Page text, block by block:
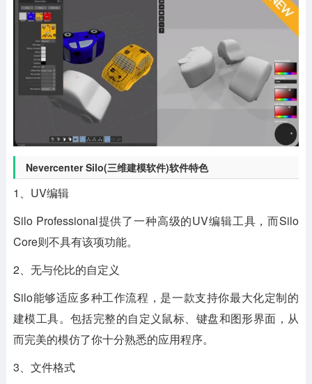
Nevercenter Silo(三维建模软件)软件特色
1、UV编辑
Silo Professional提供了一种高级的UV编辑工具，而Silo
Core则不具有该项功能。
2、无与伦比的自定义
Silo能够适应多种工作流程，是一款支持你最大化定制的
建模工具。包括完整的自定义鼠标、键盘和图形界面，从
而完美的模仿了你十分熟悉的应用程序。
3、文件格式